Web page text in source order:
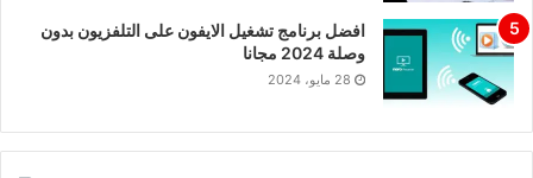
افضل برنامج تشغيل الايفون على التلفزيون بدون
وصلة 2024 مجانا
28 مايو، 2024